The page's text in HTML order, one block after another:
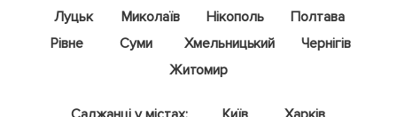
Луцьк
Миколаїв Нікополь
Полтава
Рівне
Суми Хмельницький
Чернігів
Житомир